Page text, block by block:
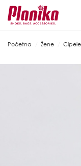
Početna Žene Cipele